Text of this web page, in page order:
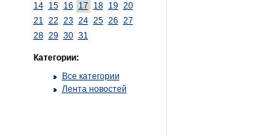
14
15 16 17 18 19 20
21 22 23 24 25 26 27
28 29 30 31
Категории:
Все категории
Лента новостей